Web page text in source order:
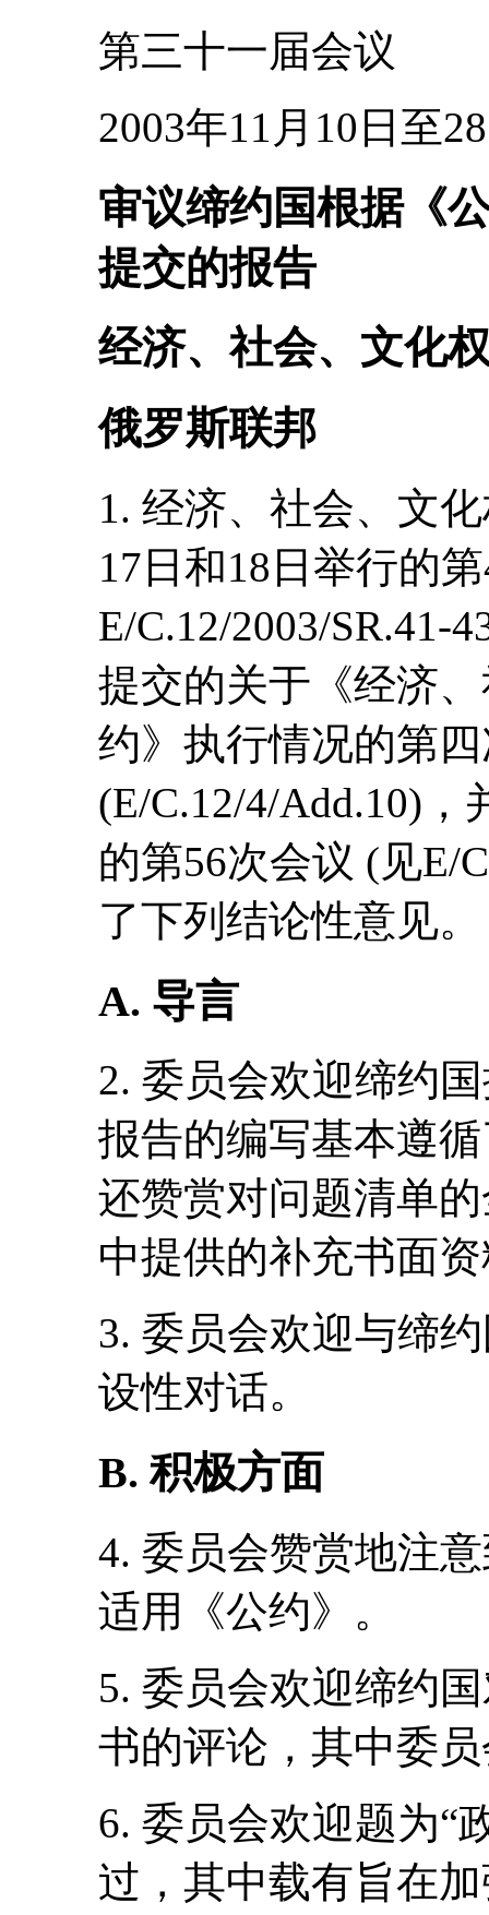
第三十一届会议
2003年11月10日至
审议缔约国根据《
提交的报告
经济、社会、文化
俄罗斯联邦
1. 经济、社会、文
17日和18日举行的
E/C.12/2003/SR.41-
提交的关于《经济
约》执行情况的第
(E/C.12/4/Add.10)，
的第56次会议 (见E/
了下列结论性意见。
A. 导言
2. 委员会欢迎缔约
报告的编写基本遵
还赞赏对问题清单
中提供的补充书面
3. 委员会欢迎与缔
设性对话。
B. 积极方面
4. 委员会赞赏地注
适用《公约》。
5. 委员会欢迎缔约
书的评论，其中委
6. 委员会欢迎题为“
过，其中载有旨在